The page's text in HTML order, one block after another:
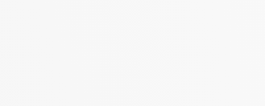
vos Options